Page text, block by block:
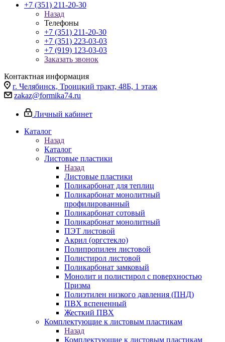
+7 (351) 211-20-30
Назад
Телефоны
+7 (351) 211-20-30
+7 (351) 223-03-03
+7 (919) 123-03-03
Заказать звонок
Контактная информация
г. Челябинск, Троицкий тракт, 48Б, 1 этаж
zakaz@formika74.ru
Личный кабинет
Каталог
Назад
Каталог
Листовые пластики
Назад
Листовые пластики
Поликарбонат для теплиц
Поликарбонат монолитный
профилированный
Поликарбонат сотовый
Поликарбонат монолитный
ПЭТ листовой
Акрил (оргстекло)
Полипропилен листовой
Полистирол листовой
Поликарбонат замковый
Монолит и полистирол с поверхностью
Призма
Полиэтилен низкого давления (ПНД)
ПВХ вспененный
Жесткий ПВХ
Комплектующие к листовым пластикам
Назад
Комплектующие к листовым пластикам